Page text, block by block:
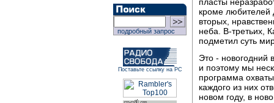
подробный запрос
Поставьте ссылку на РС
кроме любителей
вторых,
неба. В-третьих,
подметил суть
Это - новогодний
и поэтому мы
программа
каждого из них
новом году, в